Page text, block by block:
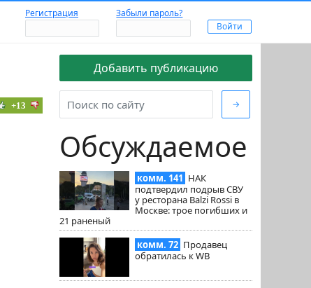
Регистрация Забыли пароль?
Добавить публикацию
→
Обсуждаемое
комм. 141 НАК
подтвердил подрыв СВУ
у ресторана Balzi Rossi в
Москве: трое погибших и
21 раненый
комм. 72 Продавец
обратилась к WB
+13